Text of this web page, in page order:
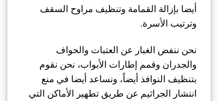
أيضا بإزالة القمامة وتنظيف مراوح السقف
وترتيب الأسرة.
نحن ننفض الغبار عن العتبات والحواف
والجدران وقمم إطارات الأبواب، نحن نقوم
بتنظيف النوافذ أيضاً، ونساعد أيضا في منع
انتشار الجراثيم عن طريق تطهير الأماكن التي